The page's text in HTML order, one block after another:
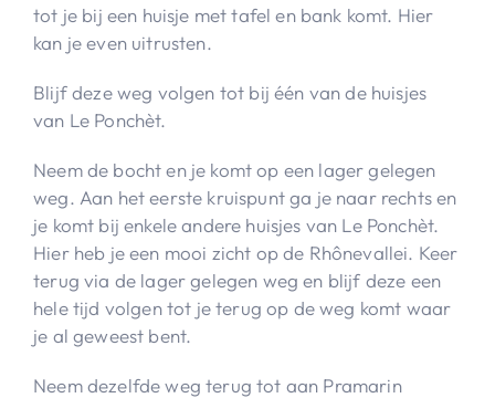
tot je bij een huisje met tafel en bank komt. Hier
kan je even uitrusten.
Blijf deze weg volgen tot bij één van de huisjes
van Le Ponchèt.
Neem de bocht en je komt op een lager gelegen
weg. Aan het eerste kruispunt ga je naar rechts en
je komt bij enkele andere huisjes van Le Ponchèt.
Hier heb je een mooi zicht op de Rhônevallei. Keer
terug via de lager gelegen weg en blijf deze een
hele tijd volgen tot je terug op de weg komt waar
je al geweest bent.
Neem dezelfde weg terug tot aan Pramarin